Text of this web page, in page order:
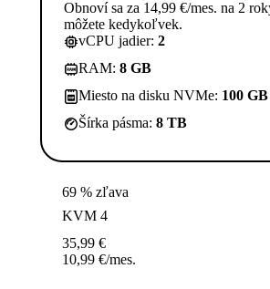
Obnoví sa za 14,99 €/mes. na 2
môžete kedykoľvek.
vCPU jadier: 2
RAM: 8 GB
Miesto na disku NVMe: 100 GB
Šírka pásma: 8 TB
69 % zľava
KVM 4
35,99 €
10,99 €/mes.